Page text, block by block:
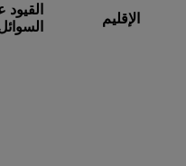
الإقليم
القيود